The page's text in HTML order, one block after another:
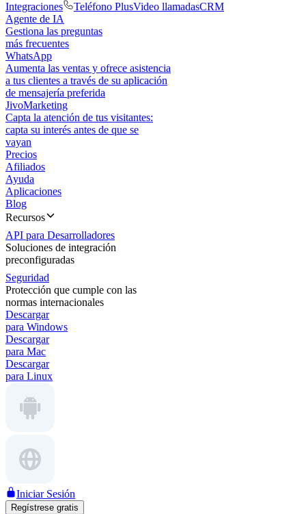
Integraciones
Teléfono PlusVideo llamadasCRM
Agente de IA
Gestiona las preguntas
más frecuentes
WhatsApp
Aumenta las ventas y ofrece asistencia
a tus clientes a través de su aplicación
de mensajería preferida
JivoMarketing
Capta la atención de tus visitantes:
capta su interés antes de que se
vayan
Precios
Afiliados
Ayuda
Aplicaciones
Blog
Recursos
API para Desarrolladores
Soluciones de integración
preconfiguradas
Seguridad
Protección que cumple con las
normas internacionales
Descargar
para Windows
Descargar
para Mac
Descargar
para Linux
Iniciar Sesión
Regístrese gratis